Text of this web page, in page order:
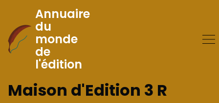
Skip
to
Content
Annuaire
du
monde
de
l'édition
Maison d'Edition 3 R